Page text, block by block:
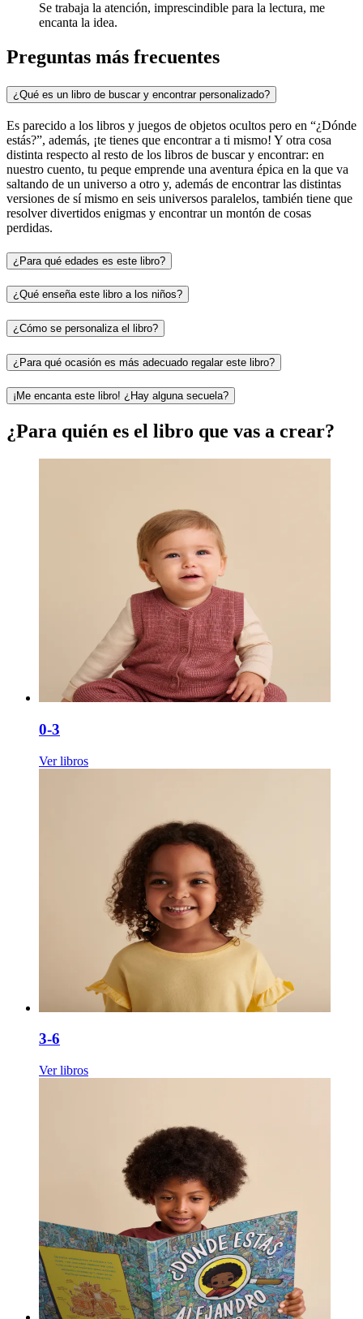
Se trabaja la atención, imprescindible para la lectura, me
encanta la idea.
Preguntas más frecuentes
¿Qué es un libro de buscar y encontrar personalizado?
Es parecido a los libros y juegos de objetos ocultos pero en “¿Dónde
estás?”, además, ¡te tienes que encontrar a ti mismo! Y otra cosa
distinta respecto al resto de los libros de buscar y encontrar: en
nuestro cuento, tu peque emprende una aventura épica en la que va
saltando de un universo a otro y, además de encontrar las distintas
versiones de sí mismo en seis universos paralelos, también tiene que
resolver divertidos enigmas y encontrar un montón de cosas
perdidas.
¿Para qué edades es este libro?
¿Qué enseña este libro a los niños?
¿Cómo se personaliza el libro?
¿Para qué ocasión es más adecuado regalar este libro?
¡Me encanta este libro! ¿Hay alguna secuela?
¿Para quién es el libro que vas a crear?
0-3
Ver libros
3-6
Ver libros